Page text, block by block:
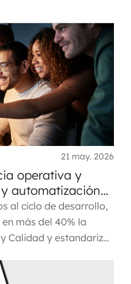
21 may. 2026
operativa y
automatización
al ciclo de desarrollo,
más del 40% la
Calidad y estandarizó